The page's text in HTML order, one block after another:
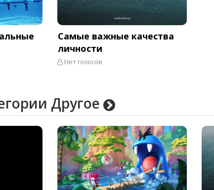
Самые важные качества
личности
Нет голосов
Другое